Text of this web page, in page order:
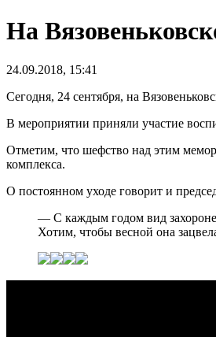
На
24.09.2018, 15:41
Сегодня, 24 сентября, на
В мероприятии приняли участие
Отметим, что шефство над этим
комплекса.
О постоянном уходе говорит и
— С каждым годом вид
Хотим, чтобы весной она